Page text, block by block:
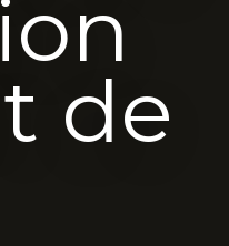
de